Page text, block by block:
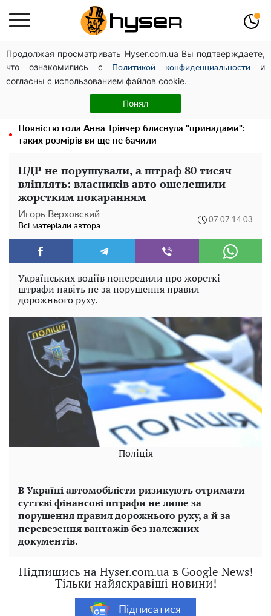
Продолжая просматривать Hyser.com.ua Вы подтверждаете,
что ознакомились с
Политикой конфиденциальности
и
согласны с использованием файлов cookie.
Понял
Дрони із націнкою: Олександр Конотопський вивів
мільйони оборонного бюджету через фіктивну фірму в
Естонії
Гола Олена Тополя у цікавих позах змусила відвисати
щелепи: злив відео – було лише початком
Повністю гола Анна Трінчер блиснула "принадами":
таких розмірів ви ще не бачили
ПДР не порушували, а штраф 80 тисяч
вліплять: власників авто ошелешили
жорстким покаранням
Игорь Верховский
Всі матеріали автора
07:07 14.03
Українських водіїв попередили про жорсткі
штрафи навіть не за порушення правил
дорожнього руху.
Поліція
В Україні автомобілісти ризикують отримати
суттєві фінансові штрафи не лише за
порушення правил дорожнього руху, а й за
перевезення вантажів без належних
документів.
Підпишись на Hyser.com.ua в Google News!
Тільки найяскравіші новини!
Підписатися